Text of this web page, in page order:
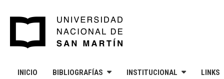
INICIO BIBLIOGRAFÍAS INSTITUCIONAL LINKS